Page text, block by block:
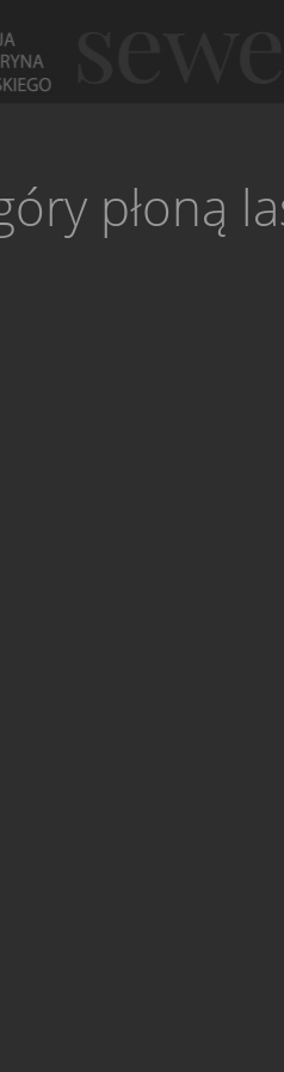
płoną